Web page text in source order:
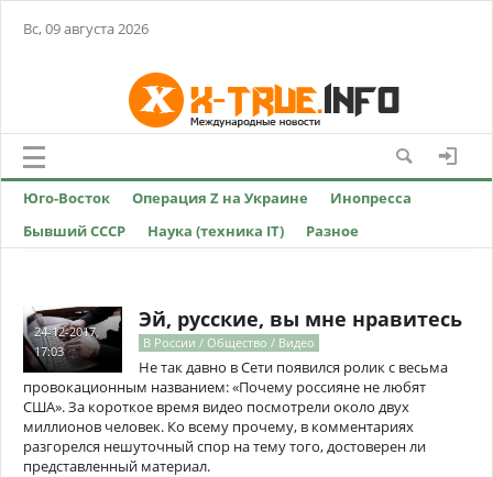
Вс, 09 августа 2026
Юго-Восток Операция Z на Украине
Инопресса
Бывший СССР
Наука (техника IT) Разное
24-12-2017,
17:03
Эй, русские, вы мне нравитесь
В России / Общество / Видео
Не так давно в Сети появился ролик с весьма
провокационным названием: «Почему россияне не любят
США». За короткое время видео посмотрели около двух
миллионов человек. Ко всему прочему, в комментариях
разгорелся нешуточный спор на тему того, достоверен ли
представленный материал.